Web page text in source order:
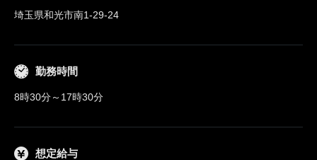
埼玉県和光市南1-29-24
勤務時間
8時30分～17時30分
想定給与